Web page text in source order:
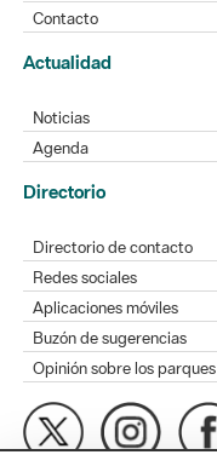
Contacto
Actualidad
Noticias
Agenda
Directorio
Directorio de contacto
Redes sociales
Aplicaciones móviles
Buzón de sugerencias
Opinión sobre los parques